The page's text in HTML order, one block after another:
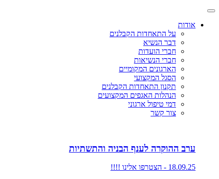
אודות
על התאחדות הקבלנים
דבר הנשיא
חברי הועדות
חברי הנשיאות
הארגונים המקומיים
הסגל המקצועי
תקנון התאחדות הקבלנים
הנהלות האגפים המקצועים
דמי טיפול ארגוני
צור קשר
ערב ההוקרה לענף הבניה והתשתיות
18.09.25 - הצטרפו אלינו !!!!